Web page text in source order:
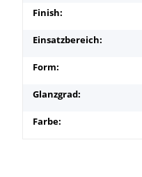
Finish:
Einsatzbereich:
Form:
Glanzgrad:
Farbe: